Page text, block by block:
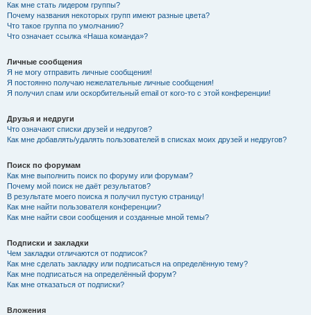
Как мне стать лидером группы?
Почему названия некоторых групп имеют разные цвета?
Что такое группа по умолчанию?
Что означает ссылка «Наша команда»?
Личные сообщения
Я не могу отправить личные сообщения!
Я постоянно получаю нежелательные личные сообщения!
Я получил спам или оскорбительный email от кого-то с этой конференции!
Друзья и недруги
Что означают списки друзей и недругов?
Как мне добавлять/удалять пользователей в списках моих друзей и недругов?
Поиск по форумам
Как мне выполнить поиск по форуму или форумам?
Почему мой поиск не даёт результатов?
В результате моего поиска я получил пустую страницу!
Как мне найти пользователя конференции?
Как мне найти свои сообщения и созданные мной темы?
Подписки и закладки
Чем закладки отличаются от подписок?
Как мне сделать закладку или подписаться на определённую тему?
Как мне подписаться на определённый форум?
Как мне отказаться от подписки?
Вложения